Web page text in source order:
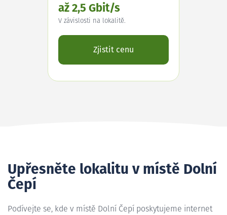
až 2,5 Gbit/s
V závislosti na lokalitě.
Zjistit cenu
Upřesněte lokalitu v místě Dolní
Čepí
Podívejte se, kde v místě Dolní Čepí poskytujeme internet